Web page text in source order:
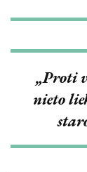
„Proti
nieto